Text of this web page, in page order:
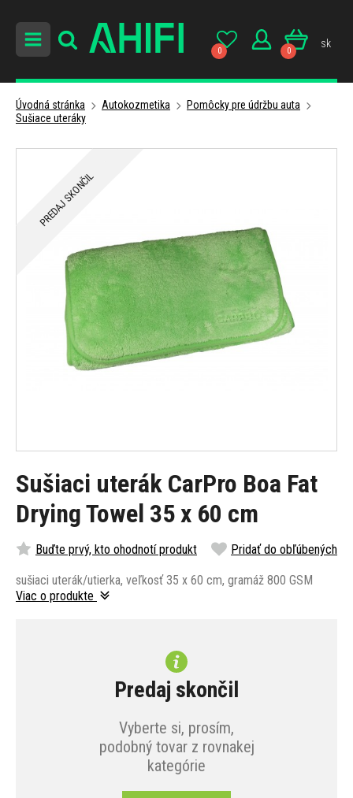
0 0
sk
Úvodná stránka Autokozmetika
Pomôcky pre údržbu auta
Sušiace uteráky
Sušiaci uterák CarPro Boa Fat
Drying Towel 35 x 60 cm
Buďte prvý, kto ohodnotí produkt Pridať do obľúbených
sušiaci uterák/utierka, veľkosť 35 x 60 cm, gramáž 800 GSM
Viac o produkte
Predaj skončil
Vyberte si, prosím,
podobný tovar z rovnakej
kategórie
PREDAJ SKONČIL